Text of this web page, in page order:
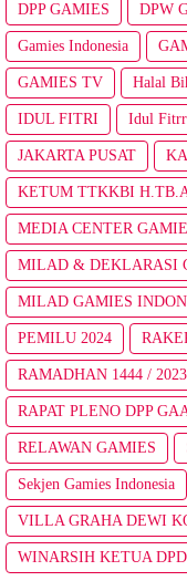
DPP GAMIES DPW
Gamies Indonesia
GAMIES TV Halal
IDUL FITRI Idul
JAKARTA PUSAT
KETUM TTKKBI
MEDIA CENTER
MILAD & DEKLARASI
MILAD GAMIES
PEMILU 2024
RAMADHAN 1444 /
RAPAT PLENO DPP
RELAWAN GAMIES
Sekjen Gamies Indonesia
VILLA GRAHA DEWI
WINARSIH KETUA